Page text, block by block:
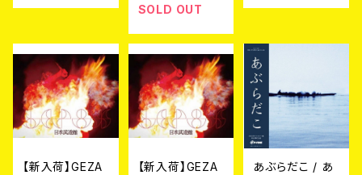
P重量盤) 【10月
【8月26日発売】
SOLD OUT
LP+7") 【8月26
【新入荷】GEZA
【新入荷】GEZA
あぶらだこ / あ